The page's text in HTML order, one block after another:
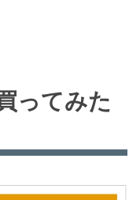
ってみた